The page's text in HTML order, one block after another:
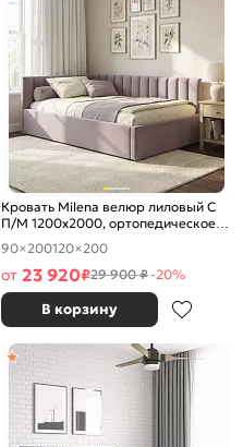
Кровать Milena велюр лиловый С
П/М 1200x2000, ортопедическое
основание, изголовье мягкое
90×200120×200
от 23 920₽29 900 ₽-20%
В корзину